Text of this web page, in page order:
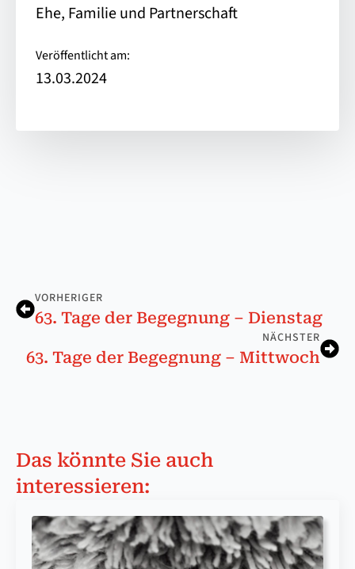
Ehe, Familie und Partnerschaft
Veröffentlicht am:
13.03.2024
VORHERIGER
63. Ta­ge der Be­geg­nung – Diens­tag
NÄCHSTER
63. Ta­ge der Be­geg­nung – Mitt­woch
Das könnte Sie auch
interessieren: